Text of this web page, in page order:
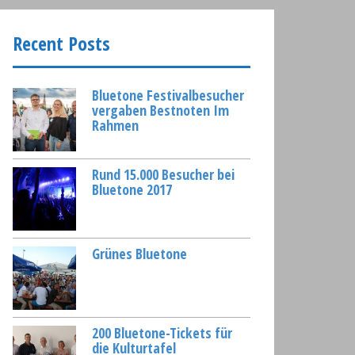
Recent Posts
Bluetone Festivalbesucher
vergaben Bestnoten Im
Rahmen
Rund 15.000 Besucher bei
Bluetone 2017
Grünes Bluetone
200 Bluetone-Tickets für
die Kulturtafel